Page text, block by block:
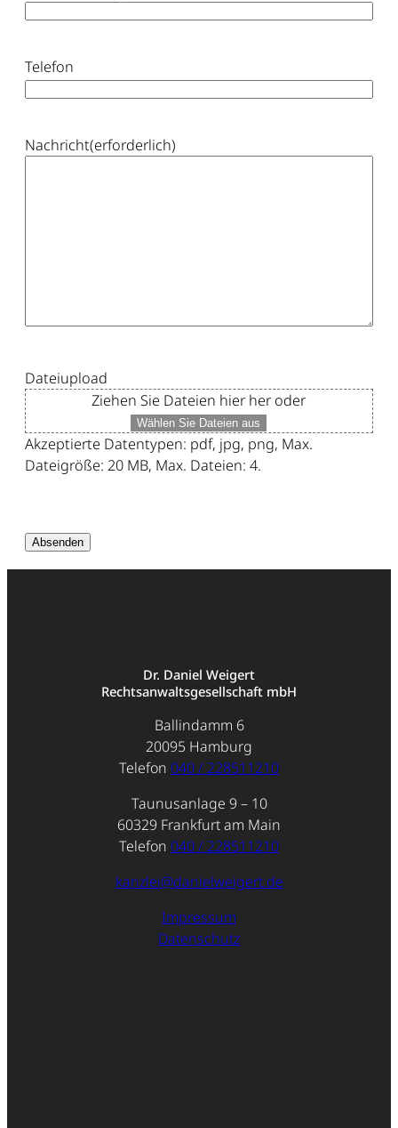
Telefon
Nachricht(erforderlich)
Dateiupload
Ziehen Sie Dateien hier her oder
Wählen Sie Dateien aus
Akzeptierte Datentypen: pdf, jpg, png, Max.
Dateigröße: 20 MB, Max. Dateien: 4.
Dr. Daniel Weigert
Rechtsanwaltsgesellschaft mbH
Ballindamm 6
20095 Hamburg
Telefon 040 / 228511210
Taunusanlage 9 – 10
60329 Frankfurt am Main
Telefon 040 / 228511210
kanzlei@danielweigert.de
Impressum
Datenschutz